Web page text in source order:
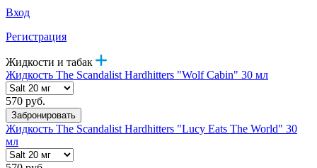
Вход
Регистрация
Жидкости и табак
Жидкость The Scandalist Hardhitters "Wolf Cabin" 30 мл
570 руб.
Забронировать
Жидкость The Scandalist Hardhitters "Lucy Eats The World" 30
мл